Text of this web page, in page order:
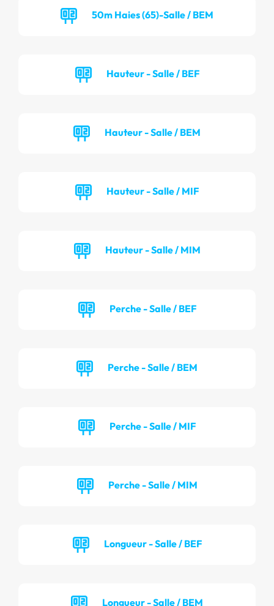
50m Haies (65)-Salle / BEM
Hauteur - Salle / BEF
Hauteur - Salle / BEM
Hauteur - Salle / MIF
Hauteur - Salle / MIM
Perche - Salle / BEF
Perche - Salle / BEM
Perche - Salle / MIF
Perche - Salle / MIM
Longueur - Salle / BEF
Longueur - Salle / BEM